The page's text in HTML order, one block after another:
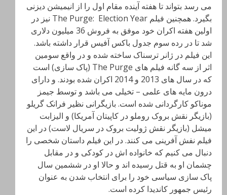
می رسد بتواند تا هفته آینده مقام اول را از انیمیشن دیزنی
بگیرد. همچنین فیلم The Purge: Election Year نیز در
اولین هفته اکران خود موفق به فروش 36 میلیون دلاری
شد تا در رده سوم جدول باکس آفیس قرار داشته باشد.
این فیلم در ژانر ترسناک ساخته شده و در واقع سومین
اثر از سه گانه فیلم های The Purge
(پاک سازی) است
که در سال های 2013 و 2014 اکران شده بودند. و دارای
درون مایه های علمی – تخیلی می باشد و توسط جیمز
موناکو کارگردانی شده است. بازیگرانی نظیر فرانک گریلو
(بازیگر نقش بروک روملو در کاپیتان آمریکا) و الیزابت
میشل (بازیگر نقش ژولیت بروک در سریال لاست) در این
فیلم نفش آفرینی می کنند. در این فیلم داستان شخصی را
دنبال می کنیم که خانواده اش در کودکی و در مقابل
چشمان او به قتل رسیده اند و حالا او در ششمین سال
پاک سازی سیاسی خود را برای انتخاب شدن به عنوان
رئیس جمهور کاندیدا کرده است.